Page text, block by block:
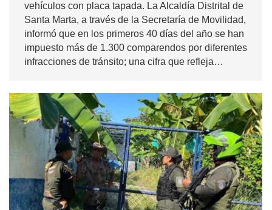
vehículos con placa tapada. La Alcaldía Distrital de
Santa Marta, a través de la Secretaría de Movilidad,
informó que en los primeros 40 días del año se han
impuesto más de 1.300 comparendos por diferentes
infracciones de tránsito; una cifra que refleja…